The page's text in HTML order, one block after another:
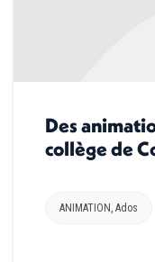
Des
collège de
ANIMATION , Ados